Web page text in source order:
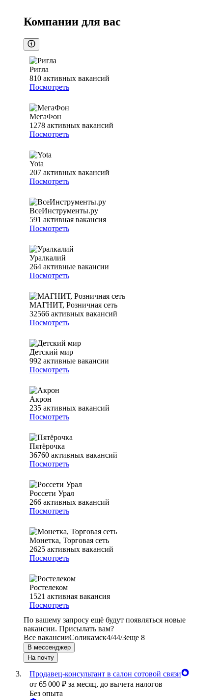
Компании для вас
Ригла
810 активных вакансий
Посмотреть
МегаФон
1278 активных вакансий
Посмотреть
Yota
207 активных вакансий
Посмотреть
ВсеИнструменты.ру
591 активная вакансия
Посмотреть
Уралкалий
264 активные вакансии
Посмотреть
МАГНИТ, Розничная сеть
32566 активных вакансий
Посмотреть
Детский мир
992 активные вакансии
Посмотреть
Акрон
235 активных вакансий
Посмотреть
Пятёрочка
36760 активных вакансий
Посмотреть
Россети Урал
266 активных вакансий
Посмотреть
Монетка, Торговая сеть
2625 активных вакансий
Посмотреть
Ростелеком
1521 активная вакансия
Посмотреть
По вашему запросу ещё будут появляться новые
вакансии. Присылать вам?
Все вакансииСоликамск4/44/3еще 8
В мессенджер
На почту
Продавец-консультант в салон сотовой связи
от 65 000 ₽ за месяц, до вычета налогов
Без опыта